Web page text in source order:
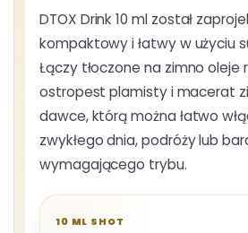
DTOX Drink 10 ml został
kompaktowy i łatwy w użyciu
Łączy tłoczone na zimno oleje
ostropest plamisty i macerat
dawce, którą można łatwo
zwykłego dnia, podróży lub
wymagającego trybu.
10 ML SHOT